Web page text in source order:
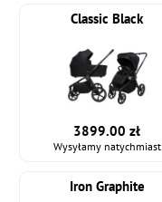
Classic Black
3899.00 zł
Wysyłamy natychmiast
Iron Graphite